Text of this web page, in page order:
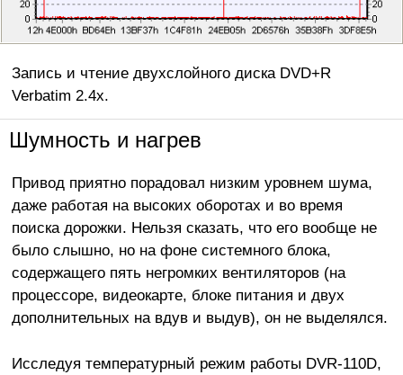
Запись и чтение двухслойного диска DVD+R
Verbatim 2.4x.
Шумность и нагрев
Привод приятно порадовал низким уровнем шума,
даже работая на высоких оборотах и во время
поиска дорожки. Нельзя сказать, что его вообще не
было слышно, но на фоне системного блока,
содержащего пять негромких вентиляторов (на
процессоре, видеокарте, блоке питания и двух
дополнительных на вдув и выдув), он не выделялся.
Исследуя температурный режим работы DVR-110D,